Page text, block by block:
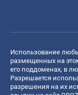
Использование
размещенных на
его поддоменах, в
Разрешается
разрешения на их